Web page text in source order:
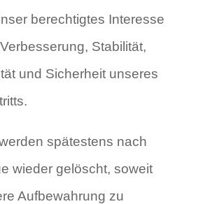
berechtigtes Interesse
Stabilität,
und Sicherheit unseres
spätestens nach
wieder gelöscht, soweit
Aufbewahrung zu